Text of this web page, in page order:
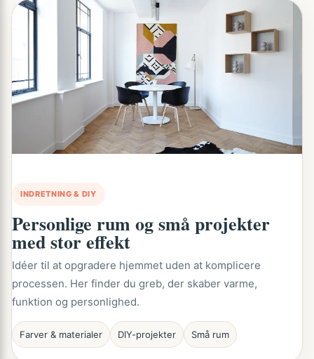
INDRETNING & DIY
Personlige rum og små projekter
med stor effekt
Idéer til at opgradere hjemmet uden at komplicere
processen. Her finder du greb, der skaber varme,
funktion og personlighed.
Farver & materialer DIY-projekter Små rum